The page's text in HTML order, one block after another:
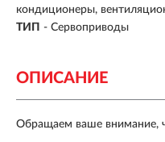
кондиционеры,
ТИП - Сервоприводы
ОПИСАНИЕ
Обращаем ваше внимание,